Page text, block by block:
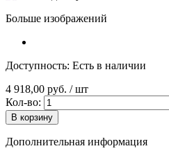
Больше изображений
Доступность: Есть в наличии
4 918,00 руб. / шт
Кол-во:
В корзину
Дополнительная информация